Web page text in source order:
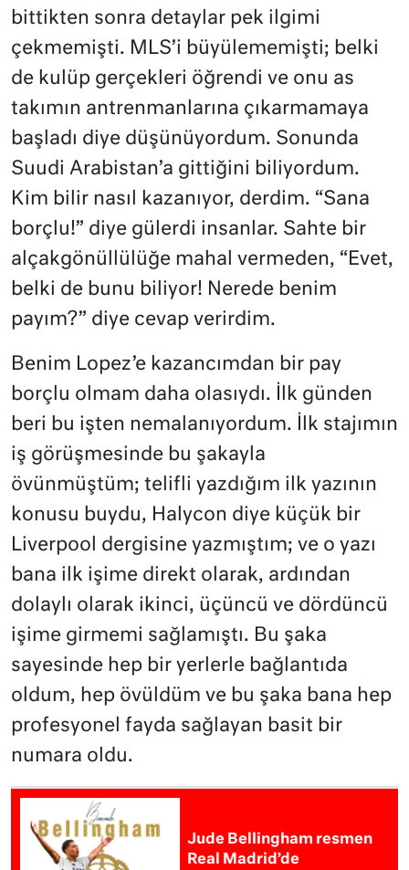
bittikten sonra detaylar pek ilgimi
çekmemişti. MLS’i büyülememişti; belki
de kulüp gerçekleri öğrendi ve onu as
takımın antrenmanlarına çıkarmamaya
başladı diye düşünüyordum. Sonunda
Suudi Arabistan’a gittiğini biliyordum.
Kim bilir nasıl kazanıyor, derdim. “Sana
borçlu!” diye gülerdi insanlar. Sahte bir
alçakgönüllülüğe mahal vermeden, “Evet,
belki de bunu biliyor! Nerede benim
payım?” diye cevap verirdim.
Benim Lopez’e kazancımdan bir pay
borçlu olmam daha olasıydı. İlk günden
beri bu işten nemalanıyordum. İlk stajımın
iş görüşmesinde bu şakayla
övünmüştüm; telifli yazdığım ilk yazının
konusu buydu, Halycon diye küçük bir
Liverpool dergisine yazmıştım; ve o yazı
bana ilk işime direkt olarak, ardından
dolaylı olarak ikinci, üçüncü ve dördüncü
işime girmemi sağlamıştı. Bu şaka
sayesinde hep bir yerlerle bağlantıda
oldum, hep övüldüm ve bu şaka bana hep
profesyonel fayda sağlayan basit bir
numara oldu.
Jude Bellingham resmen
Real Madrid’de